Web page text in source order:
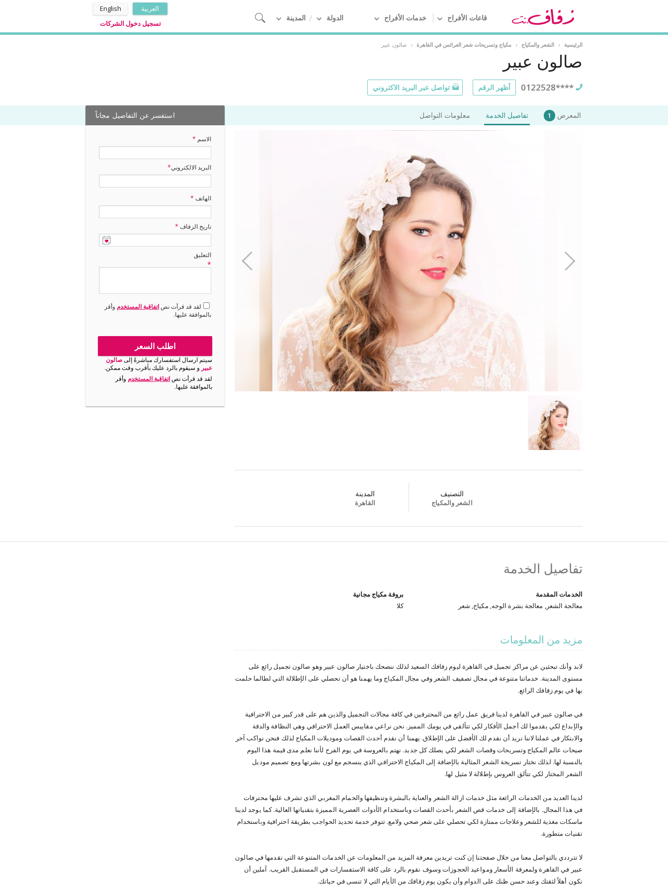
قاعات الأفراح خدمات الأفراح الدولة المدينة
العربية
English
تسجيل دخول الشركات
الرئيسية › الشعر والمكياج › مكياج وتسريحات شعر العرائس في القاهرة › صالون عبير
صالون عبير
0122528**** أظهر الرقم تواصل عبر البريد الاكتروني
المعرض 1 تفاصيل الخدمة معلومات التواصل
التصنيف
الشعر والمكياج
المدينة
القاهرة
استفسر عن التفاصيل مجاناً
الاسم *
البريد الالكتروني*
الهاتف *
تاريخ الزفاف *
التعليق
*
لقد قد قرأت نصاتفاقية المستخدم وأقر
بالموافقة عليها.
اطلب السعر
سيتم ارسال استفسارك مباشرةً إلىصالون
عبير و سيقوم بالرد عليك بأقرب وقت ممكن.
لقد قد قرأت نصاتفاقية المستخدم وأقر
بالموافقة عليها.
تفاصيل الخدمة
الخدمات المقدمة
معالجة الشعر, معالجة بشرة الوجه, مكياج, شعر
بروفة مكياج مجانية
كلا
مزيد من المعلومات
لابد وأنك تبحثين عن مراكز تجميل في القاهرة ليوم زفافك السعيد لذلك ننصحك باختيار صالون عبير وهو صالون تجميل رائع على
مستوى المدينة. خدماتنا متنوعة في مجال تصفيف الشعر وفي مجال المكياج وما يهمنا هو أن تحصلي على الإطلالة التي لطالما حلمت
بها في يوم زفافك الرائع.
في صالون عبير في القاهرة لدينا فريق عمل رائع من المحترفين في كافة مجالات التجميل والذين هم على قدر كبير من الاحترافية
والإبداع لكي يقدموا لك أجمل الأفكار لكي تتألقي في يومك المميز. نحن نراعي مقاييس العمل الاحترافي وهي النظافة والدقة
والابتكار في عملنا لاننا نريد أن نقدم لك الأفضل على الإطلاق. يهمنا أن نقدم أحدث القصات وموديلات المكياج لذلك فنحن نواكب آخر
صيحات عالم المكياج وتسريحات وقصات الشعر لكي يصلك كل جديد. نهتم بالعروسة في يوم الفرح لأننا نعلم مدى قيمة هذا اليوم
بالنسبة لها. لذلك نختار تسريحة الشعر المثالية بالإضافة إلى المكياج الاحترافي الذي ينسجم مع لون بشرتها ومع تصميم موديل
الشعر المختار لكي تتألق العروس بإطلالة لا مثيل لها.
لدينا العديد من الخدمات الرائعة مثل خدمات ازالة الشعر والعناية بالبشرة وتنظيفها والحمام المغربي الذي تشرف عليها محترفات
في هذا المجال. بالإضافة إلى خدمات قص الشعر بأحدث القصات وباستخدام الأدوات العصرية المميزة بتقنياتها العالية. كما يوجد لدينا
ماسكات مغذية للشعر وعلاجات ممتازة لكي تحصلي على شعر صحي ولامع. تتوفر خدمة تحديد الحواجب بطريقة احترافية وباستخدام
تقنيات متطورة.
لا تترددي بالتواصل معنا من خلال صفحتنا إن كنت تريدين معرفة المزيد من المعلومات عن الخدمات المتنوعة التي نقدمها في صالون
عبير في القاهرة ولمعرفة الأسعار ومواعيد الحجوزات وسوف نقوم بالرد على كافة الاستفسارات في المستقبل القريب. آملين أن
نكون أهلاً لثقتك وعند حسن ظنك على الدوام وأن يكون يوم زفافك من الأيام التي لا تنسى في حياتك.